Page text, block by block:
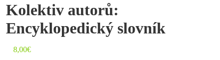
Kolektiv autorů:
Encyklopedický slovník
8,00€